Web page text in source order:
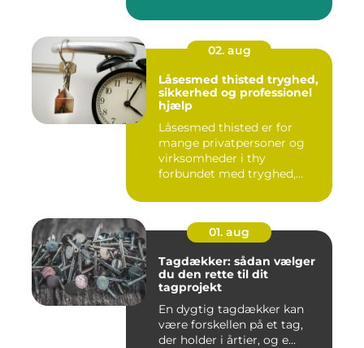
02. aug
Låsesmed thisted tryghed,
sikkerhed og professionel
hjælp
Låsesmed thisted er for
mange privatpersoner og
virksomheder i thy
forbundet med tryghed,
01. aug
Tagdækker: sådan vælger
du den rette til dit
tagprojekt
En dygtig tagdækker kan
være forskellen på et tag,
der holder i årtier, og e...